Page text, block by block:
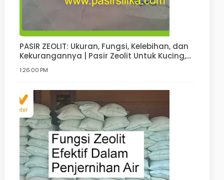
PASIR ZEOLIT: Ukuran, Fungsi, Kelebihan, dan
Kekurangannya | Pasir Zeolit Untuk Kucing,
1:26:00 PM